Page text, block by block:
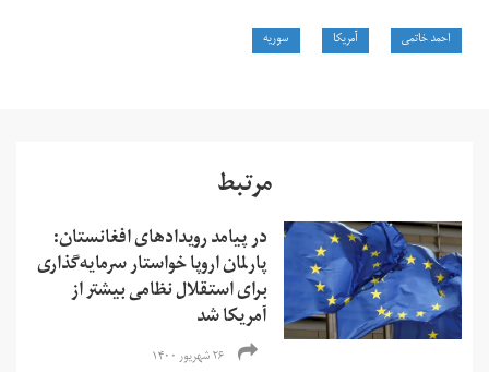
احمد خاتمی آمریکا سوریه
مرتبط
در پیامد رویدادهای افغانستان:
پارلمان اروپا خواستار سرمایه‌گذاری
برای استقلال نظامی بیشتر از
آمریکا شد
۲۶ شهریور ۱۴۰۰